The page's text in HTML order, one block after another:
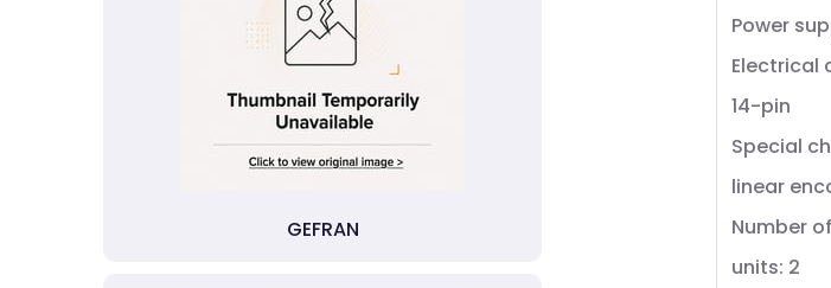
GEFRAN
Power
Electrical
14-pin
Special
linear
Number
units: 2